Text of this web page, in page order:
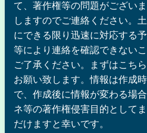
て、著作権等の問題がござい
しますのでご連絡ください。
にできる限り迅速に対応する
等により連絡を確認できない
ご了承ください。まずはこち
お願い致します。情報は作成
で、作成後に情報が変わる場
ネ等の著作権侵害目的として
だけますと幸いです。